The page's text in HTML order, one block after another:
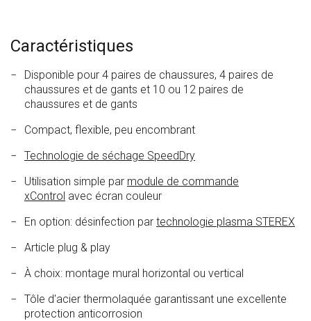
Caractéristiques
Disponible pour 4 paires de chaussures, 4 paires de
chaussures et de gants et 10 ou 12 paires de
chaussures et de gants
Compact, flexible, peu encombrant
Technologie de séchage SpeedDry
Utilisation simple par module de commande
xControl avec écran couleur
En option: désinfection par technologie plasma STEREX
Article plug & play
À choix: montage mural horizontal ou vertical
Tôle d'acier thermolaquée garantissant une excellente
protection anticorrosion